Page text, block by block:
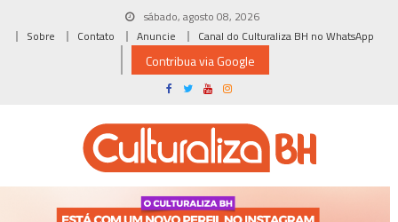
sábado, agosto 08, 2026
Sobre
Contato Anuncie Canal do Culturaliza BH no WhatsApp
Contribua via Google